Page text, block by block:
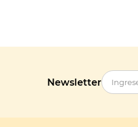
Newsletter